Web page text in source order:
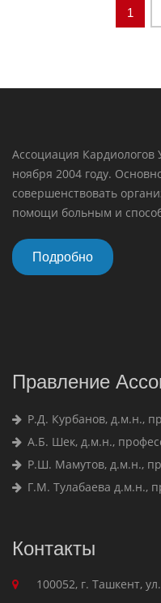
1
Ассоциация Кардиологов
ноября 2004 году.
совершенствовать
помощи больным и
Подробно
Правление
Р.Д. Курбанов, д.м.н.,
А.Б. Шек, д.м.н.,
Р.Ш. Мамутов, д.м.н.,
Г.М. Тулабаева д.м.н.,
Контакты
100052, г. Ташкент,